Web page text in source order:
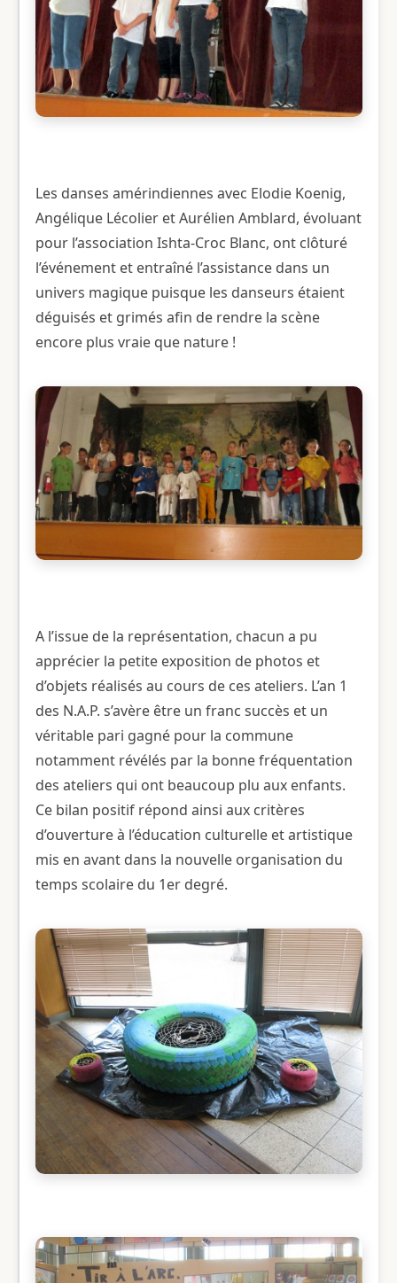
Les danses amérindiennes avec Elodie Koenig,
Angélique Lécolier et Aurélien Amblard, évoluant
pour l’association Ishta-Croc Blanc, ont clôturé
l’événement et entraîné l’assistance dans un
univers magique puisque les danseurs étaient
déguisés et grimés afin de rendre la scène
encore plus vraie que nature !
A l’issue de la représentation, chacun a pu
apprécier la petite exposition de photos et
d’objets réalisés au cours de ces ateliers. L’an 1
des N.A.P. s’avère être un franc succès et un
véritable pari gagné pour la commune
notamment révélés par la bonne fréquentation
des ateliers qui ont beaucoup plu aux enfants.
Ce bilan positif répond ainsi aux critères
d’ouverture à l’éducation culturelle et artistique
mis en avant dans la nouvelle organisation du
temps scolaire du 1er degré.